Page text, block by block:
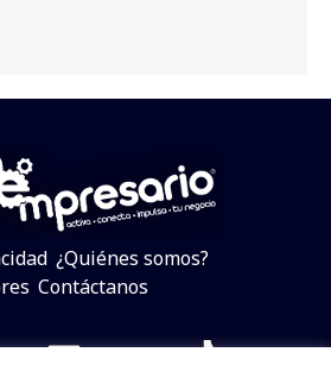
¿Quiénes somos?
Contáctanos
LinkedIn
Telegram
YouTube
TikTok